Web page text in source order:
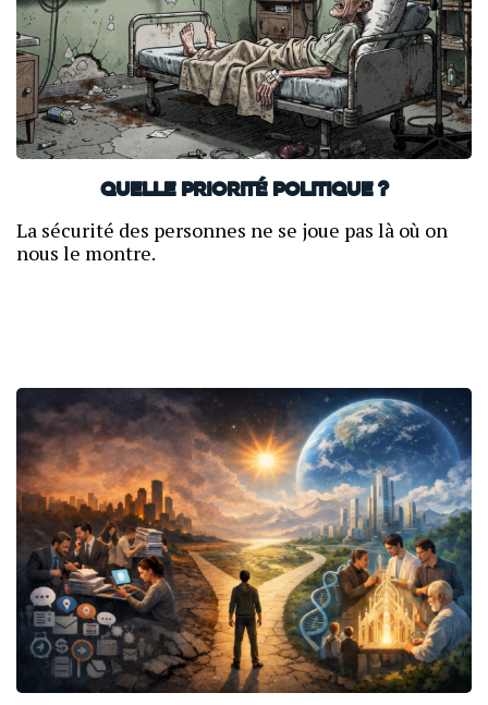
Quelle priorité politique ?
La sécurité des personnes ne se joue pas là où on
nous le montre.